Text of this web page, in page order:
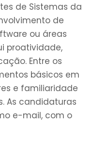
de Sistemas da
de
ou áreas
proatividade,
Entre os
básicos em
e familiaridade
As candidaturas
e-mail, com o